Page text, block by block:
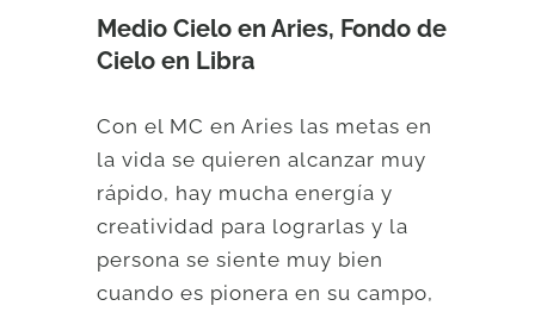
Medio Cielo en Aries, Fondo de
Cielo en Libra
Con el MC en Aries las metas en
la vida se quieren alcanzar muy
rápido, hay mucha energía y
creatividad para lograrlas y la
persona se siente muy bien
cuando es pionera en su campo,